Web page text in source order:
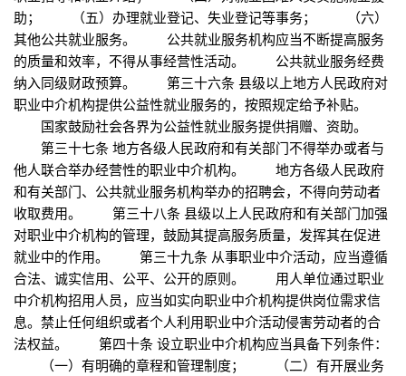
助； （五）办理就业登记、失业登记等事务； （六）
其他公共就业服务。 公共就业服务机构应当不断提高服务
的质量和效率，不得从事经营性活动。 公共就业服务经费
纳入同级财政预算。 第三十六条 县级以上地方人民政府对
职业中介机构提供公益性就业服务的，按照规定给予补贴。
国家鼓励社会各界为公益性就业服务提供捐赠、资助。
第三十七条 地方各级人民政府和有关部门不得举办或者与
他人联合举办经营性的职业中介机构。 地方各级人民政府
和有关部门、公共就业服务机构举办的招聘会，不得向劳动者
收取费用。 第三十八条 县级以上人民政府和有关部门加强
对职业中介机构的管理，鼓励其提高服务质量，发挥其在促进
就业中的作用。 第三十九条 从事职业中介活动，应当遵循
合法、诚实信用、公平、公开的原则。 用人单位通过职业
中介机构招用人员，应当如实向职业中介机构提供岗位需求信
息。禁止任何组织或者个人利用职业中介活动侵害劳动者的合
法权益。 第四十条 设立职业中介机构应当具备下列条件：
（一）有明确的章程和管理制度； （二）有开展业务